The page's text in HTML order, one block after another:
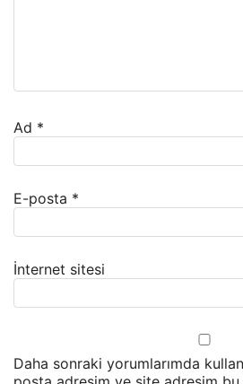
Ad *
E-posta *
İnternet sitesi
Daha sonraki yorumlarımda